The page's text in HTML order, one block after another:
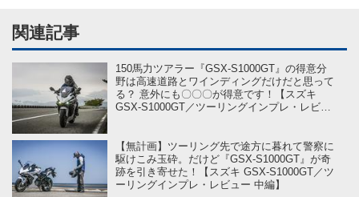
関連記事
150馬力ツアラー『GSX-S1000GT』の得意分
野は高速道路とワインディングだけだと思って
る？ 意外にも〇〇〇が得意です！【スズキ
GSX-S1000GT／ツーリングインプレ・レビュ
【無計画】ツーリング先で途方に暮れて警察に
駆けこみ玉砕。だけど『GSX-S1000GT』が奇
跡を引き寄せた！【スズキ GSX-S1000GT／ツ
ーリングインプレ・レビュー 中編】